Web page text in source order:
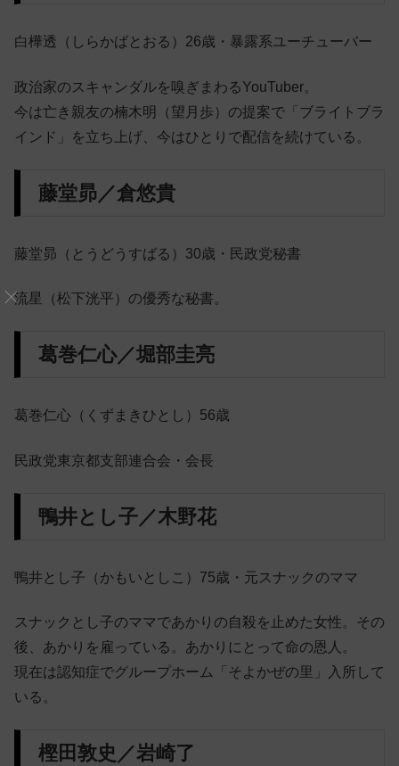
白樺透（しらかばとおる）26歳・暴露系ユーチューバー
政治家のスキャンダルを嗅ぎまわるYouTuber。
今は亡き親友の楠木明（望月歩）の提案で「ブライトブラ
インド」を立ち上げ、今はひとりで配信を続けている。
藤堂昴／倉悠貴
藤堂昴（とうどうすばる）30歳・民政党秘書
流星（松下洸平）の優秀な秘書。
葛巻仁心／堀部圭亮
葛巻仁心（くずまきひとし）56歳
民政党東京都支部連合会・会長
鴨井とし子／木野花
鴨井とし子（かもいとしこ）75歳・元スナックのママ
スナックとし子のママであかりの自殺を止めた女性。その
後、あかりを雇っている。あかりにとって命の恩人。
現在は認知症でグループホーム「そよかぜの里」入所して
いる。
樫田敦史／岩崎了